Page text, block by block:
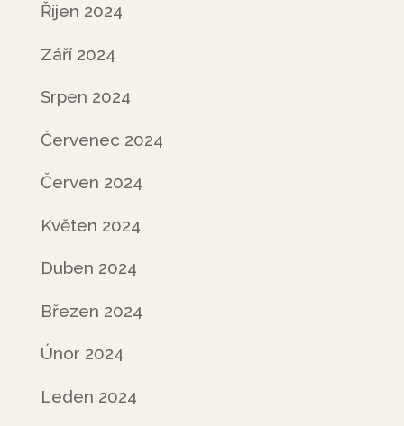
Říjen 2024
Září 2024
Srpen 2024
Červenec 2024
Červen 2024
Květen 2024
Duben 2024
Březen 2024
Únor 2024
Leden 2024